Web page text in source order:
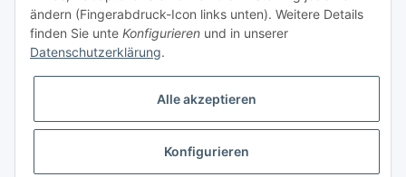
Informationen
Gesetzliche Informationen
ändern (Fingerabdruck-Icon links unten). Weitere Details
finden Sie unte Konfigurieren und in unserer
Datenschutzerklärung.
Alle akzeptieren
Konfigurieren